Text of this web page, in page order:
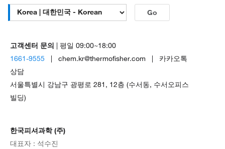
Go
고객센터 문의 | 평일 09:00~18:00
1661-9555 | chem.kr@thermofisher.com | 카카오톡
상담
서울특별시 강남구 광평로 281, 12층 (수서동, 수서오피스
빌딩)
한국피셔과학 (주)
대표자 : 석수진